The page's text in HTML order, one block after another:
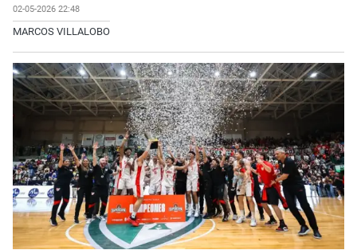
02-05-2026 22:48
MARCOS VILLALOBO